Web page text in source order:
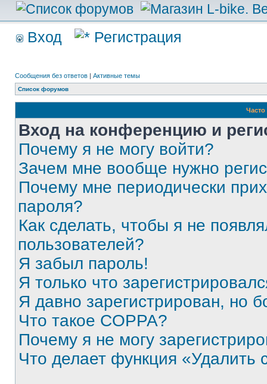
Вход Регистрация
Сообщения без ответов | Активные темы
Список форумов
Вход на конференцию и
Почему я не могу войти?
Зачем мне вообще нужно
Почему мне периодически
пароля?
Как сделать, чтобы я не
пользователей?
Я забыл пароль!
Я только что
Я давно зарегистрирован, но
Что такое COPPA?
Почему я не могу
Что делает функция «Удалить